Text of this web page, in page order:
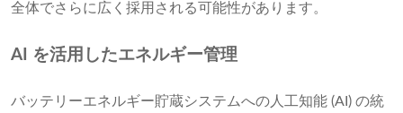
全体でさらに広く採用される可能性があります。
AI を活用したエネルギー管理
バッテリーエネルギー貯蔵システムへの人工知能 (AI) の統